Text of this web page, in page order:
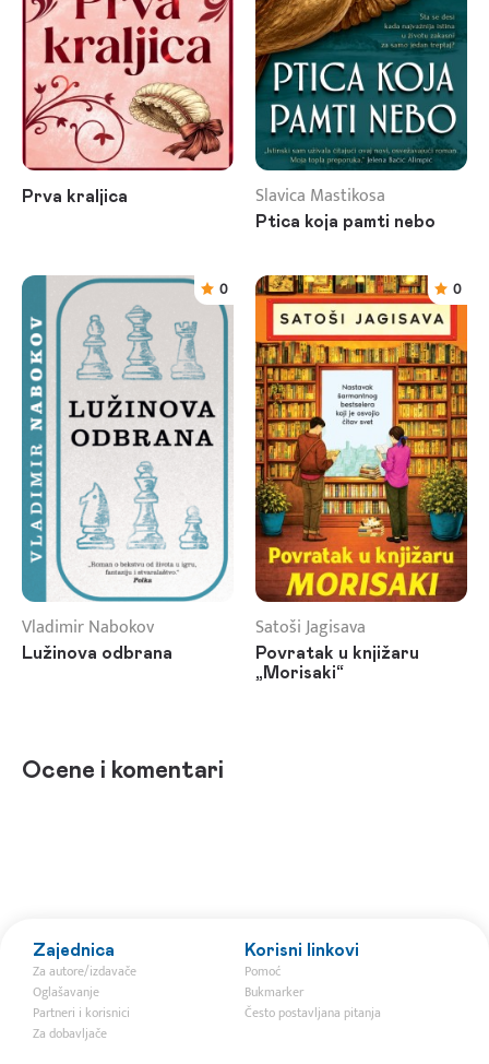
Prva kraljica Slavica Mastikosa
Ptica koja pamti nebo
0
Vladimir Nabokov
Lužinova odbrana
0
Satoši Jagisava
Povratak u knjižaru
„Morisaki“
Ocene i komentari
Zajednica
Za autore/izdavače
Oglašavanje
Partneri i korisnici
Za dobavljače
Korisni linkovi
Pomoć
Bukmarker
Često postavljana pitanja